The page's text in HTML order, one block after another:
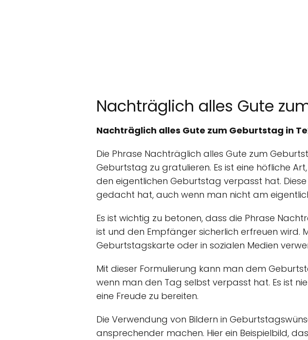
Nachträglich alles Gute
Nachträglich alles Gute zum Geburtstag in
Die Phrase Nachträglich alles Gute zum
Geburtstag zu gratulieren. Es ist eine höfliche
den eigentlichen Geburtstag verpasst hat.
gedacht hat, auch wenn man nicht am
Es ist wichtig zu betonen, dass die Phrase
ist und den Empfänger sicherlich erfreuen wird.
Geburtstagskarte oder in sozialen Medien
Mit dieser Formulierung kann man dem
wenn man den Tag selbst verpasst hat. Es ist
eine Freude zu bereiten.
Die Verwendung von Bildern in
ansprechender machen. Hier ein Beispielbild,